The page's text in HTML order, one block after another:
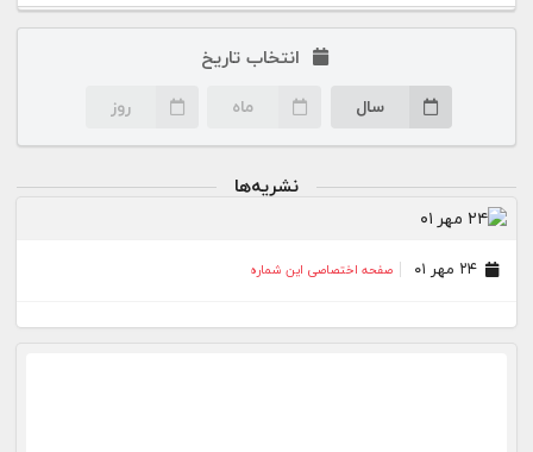
انتخاب تاریخ
سال ماه روز
نشریه‌ها
۲۴ مهر ۰۱ صفحه اختصاصی این شماره